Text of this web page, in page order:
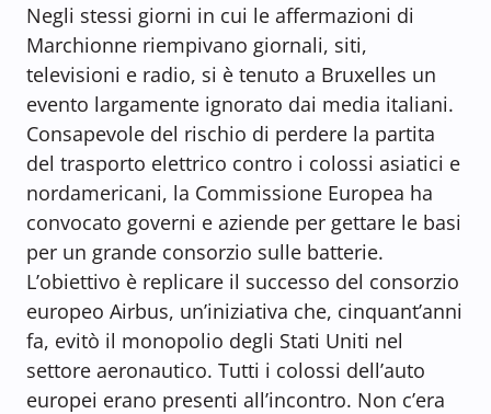
Negli stessi giorni in cui le affermazioni di
Marchionne riempivano giornali, siti,
televisioni e radio, si è tenuto a Bruxelles un
evento largamente ignorato dai media italiani.
Consapevole del rischio di perdere la partita
del trasporto elettrico contro i colossi asiatici e
nordamericani, la Commissione Europea ha
convocato governi e aziende per gettare le basi
per un grande consorzio sulle batterie.
L’obiettivo è replicare il successo del consorzio
europeo Airbus, un’iniziativa che, cinquant’anni
fa, evitò il monopolio degli Stati Uniti nel
settore aeronautico. Tutti i colossi dell’auto
europei erano presenti all’incontro. Non c’era